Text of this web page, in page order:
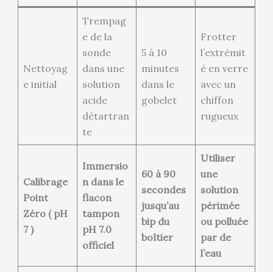
Nettoyag
e initial
Trempag
e de la
sonde
dans une
solution
acide
détartran
te
5 à 10
minutes
dans le
gobelet
Frotter
l’extrémit
é en verre
avec un
chiffon
rugueux
Calibrage
Point
Zéro ( pH
7 )
Immersio
n dans le
flacon
tampon
pH 7.0
officiel
60 à 90
secondes
jusqu’au
bip du
boîtier
Utiliser
une
solution
périmée
ou polluée
par de
l’eau